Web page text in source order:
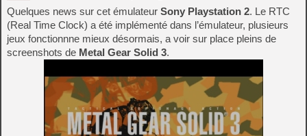
Quelques news sur cet émulateur Sony Playstation 2. Le RTC
(Real Time Clock) a été implémenté dans l’émulateur, plusieurs
jeux fonctionnne mieux désormais, a voir sur place pleins de
screenshots de Metal Gear Solid 3.